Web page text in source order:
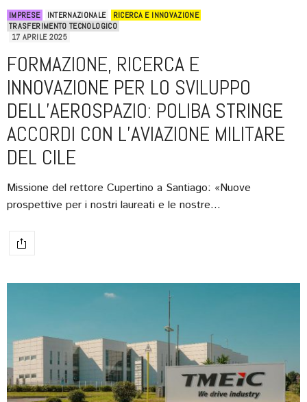
IMPRESE INTERNAZIONALE
RICERCA E INNOVAZIONE
TRASFERIMENTO TECNOLOGICO
17 APRILE 2025
FORMAZIONE, RICERCA E
INNOVAZIONE PER LO SVILUPPO
DELL’AEROSPAZIO: POLIBA STRINGE
ACCORDI CON L’AVIAZIONE MILITARE
DEL CILE
Missione del rettore Cupertino a Santiago: «Nuove
prospettive per i nostri laureati e le nostre…